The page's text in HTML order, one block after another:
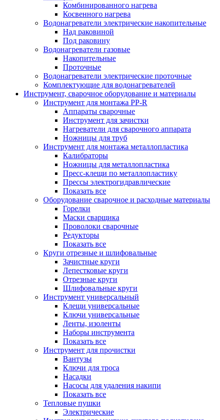
Комбинированного нагрева
Косвенного нагрева
Водонагреватели электрические накопительные
Над раковиной
Под раковину
Водонагреватели газовые
Накопительные
Проточные
Водонагреватели электрические проточные
Комплектующие для водонагревателей
Инструмент, сварочное оборудование и материалы
Инструмент для монтажа PP-R
Аппараты сварочные
Инструмент для зачистки
Нагреватели для сварочного аппарата
Ножницы для труб
Инструмент для монтажа металлопластика
Калибраторы
Ножницы для металлопластика
Пресс-клещи по металлопластику
Прессы электрогидравлические
Показать все
Оборудование сварочное и расходные материалы
Горелки
Маски сварщика
Проволоки сварочные
Редукторы
Показать все
Круги отрезные и шлифовальные
Зачистные круги
Лепестковые круги
Отрезные круги
Шлифовальные круги
Инструмент универсальный
Клещи универсальные
Ключи универсальные
Ленты, изоленты
Наборы инструмента
Показать все
Инструмент для прочистки
Вантузы
Ключи для троса
Насадки
Насосы для удаления накипи
Показать все
Тепловые пушки
Электрические